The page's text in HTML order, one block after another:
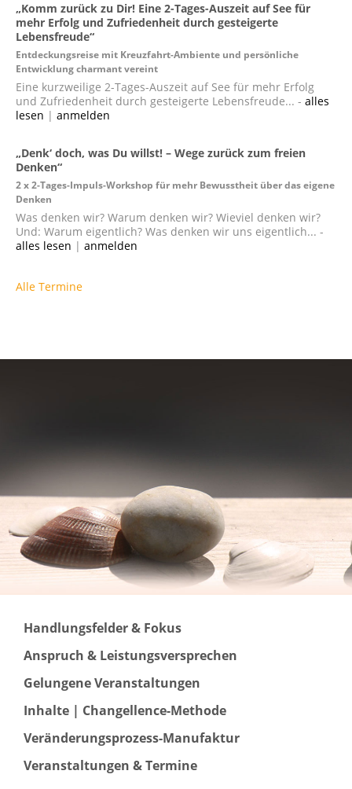
„Komm zurück zu Dir! Eine 2-Tages-Auszeit auf See für
mehr Erfolg und Zufriedenheit durch gesteigerte
Lebensfreude“
Entdeckungsreise mit Kreuzfahrt-Ambiente und persönliche
Entwicklung charmant vereint
Eine kurzweilige 2-Tages-Auszeit auf See für mehr Erfolg
und Zufriedenheit durch gesteigerte Lebensfreude... - alles
lesen | anmelden
„Denk‘ doch, was Du willst! – Wege zurück zum freien
Denken“
2 x 2-Tages-Impuls-Workshop für mehr Bewusstheit über das eigene
Denken
Was denken wir? Warum denken wir? Wieviel denken wir?
Und: Warum eigentlich? Was denken wir uns eigentlich... -
alles lesen | anmelden
Alle Termine
Handlungsfelder & Fokus
Anspruch & Leistungsversprechen
Gelungene Veranstaltungen
Inhalte | Changellence-Methode
Veränderungsprozess-Manufaktur
Veranstaltungen & Termine